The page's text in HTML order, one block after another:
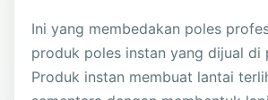
Ini yang membedakan poles
produk poles instan yang dijual di
Produk instan membuat lantai